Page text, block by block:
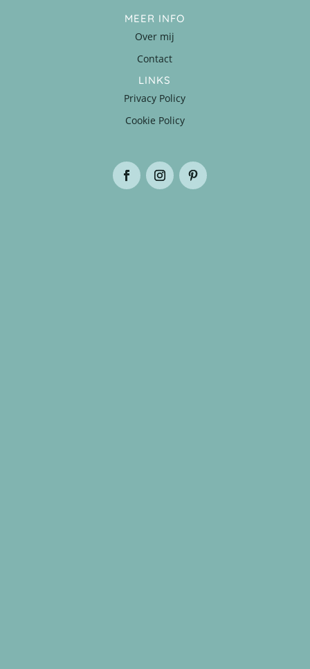
MEER INFO
Over mij
Contact
LINKS
Privacy Policy
Cookie Policy